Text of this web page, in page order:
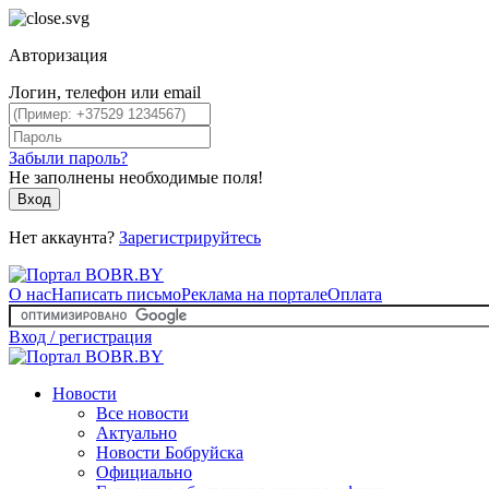
Авторизация
Логин, телефон или email
Забыли пароль?
Не заполнены необходимые поля!
Вход
Нет аккаунта? Зарегистрируйтесь
О насНаписать письмоРеклама на порталеОплата
Вход / регистрация
Новости
Все новости
Актуально
Новости Бобруйска
Официально